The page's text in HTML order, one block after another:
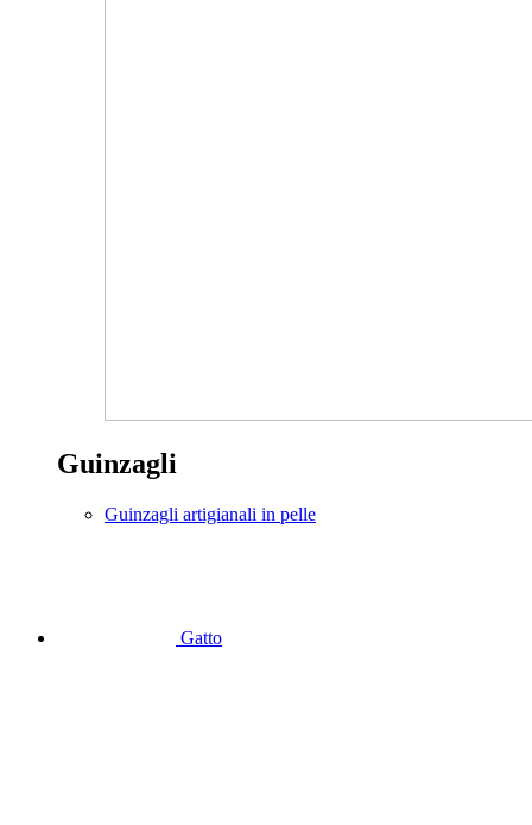
Guinzagli
Guinzagli artigianali in pelle
Gatto